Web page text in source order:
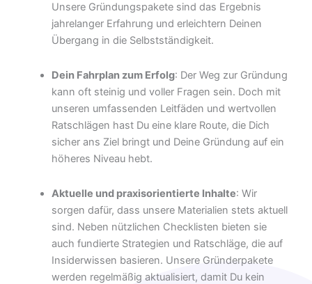
Unsere Gründungspakete sind das Ergebnis
jahrelanger Erfahrung und erleichtern Deinen
Übergang in die Selbstständigkeit.
Dein Fahrplan zum Erfolg: Der Weg zur Gründung
kann oft steinig und voller Fragen sein. Doch mit
unseren umfassenden Leitfäden und wertvollen
Ratschlägen hast Du eine klare Route, die Dich
sicher ans Ziel bringt und Deine Gründung auf ein
höheres Niveau hebt.
Aktuelle und praxisorientierte Inhalte: Wir
sorgen dafür, dass unsere Materialien stets aktuell
sind. Neben nützlichen Checklisten bieten sie
auch fundierte Strategien und Ratschläge, die auf
Insiderwissen basieren. Unsere Gründerpakete
werden regelmäßig aktualisiert, damit Du kein